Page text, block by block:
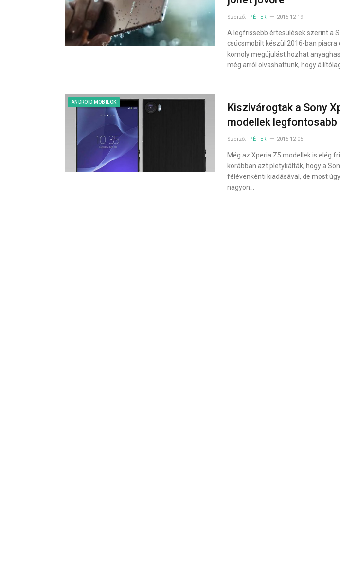
Szerző: PÉTER 2015-12-19
A legfrissebb értesülések szerint a
csúcsmobilt készül 2016-ban piacra
komoly megújulást hozhat
még arról olvashattunk, hogy
ANDROID MOBILOK
Kiszivárogtak a Sony
modellek
Szerző: PÉTER 2015-12-05
Még az Xperia Z5 modellek is elég
korábban azt pletykálták, hogy a
félévenkénti kiadásával, de most
nagyon…